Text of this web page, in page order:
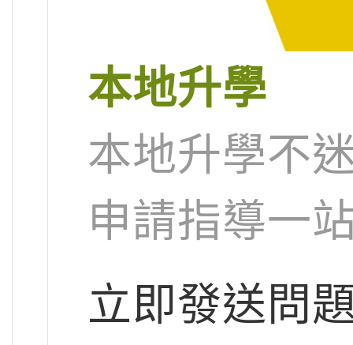
本地升學
本地升學不
申請指導一
立即發送問